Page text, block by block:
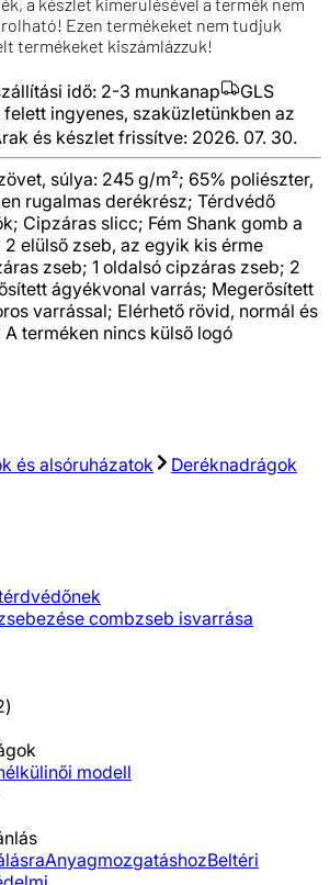
a készlet kimerülésével a termék nem
Ezen termékeket nem tudjuk
termékeket kiszámlázzuk!
idő: 2-3 munkanap
GLS
ingyenes, szaküzletünkben az
és készlet frissítve: 2026. 07. 30.
súlya: 245 g/m²; 65% poliészter,
rugalmas derékrész; Térdvédő
Cipzáras slicc; Fém Shank gomb a
elülső zseb, az egyik kis érme
zseb; 1 oldalsó cipzáras zseb; 2
ágyékvonal varrás; Megerősített
varrással; Elérhető rövid, normál és
terméken nincs külső logó
és alsóruházatok
Deréknadrágok
combzseb isvarrása
női modell
AnyagmozgatáshozBeltéri